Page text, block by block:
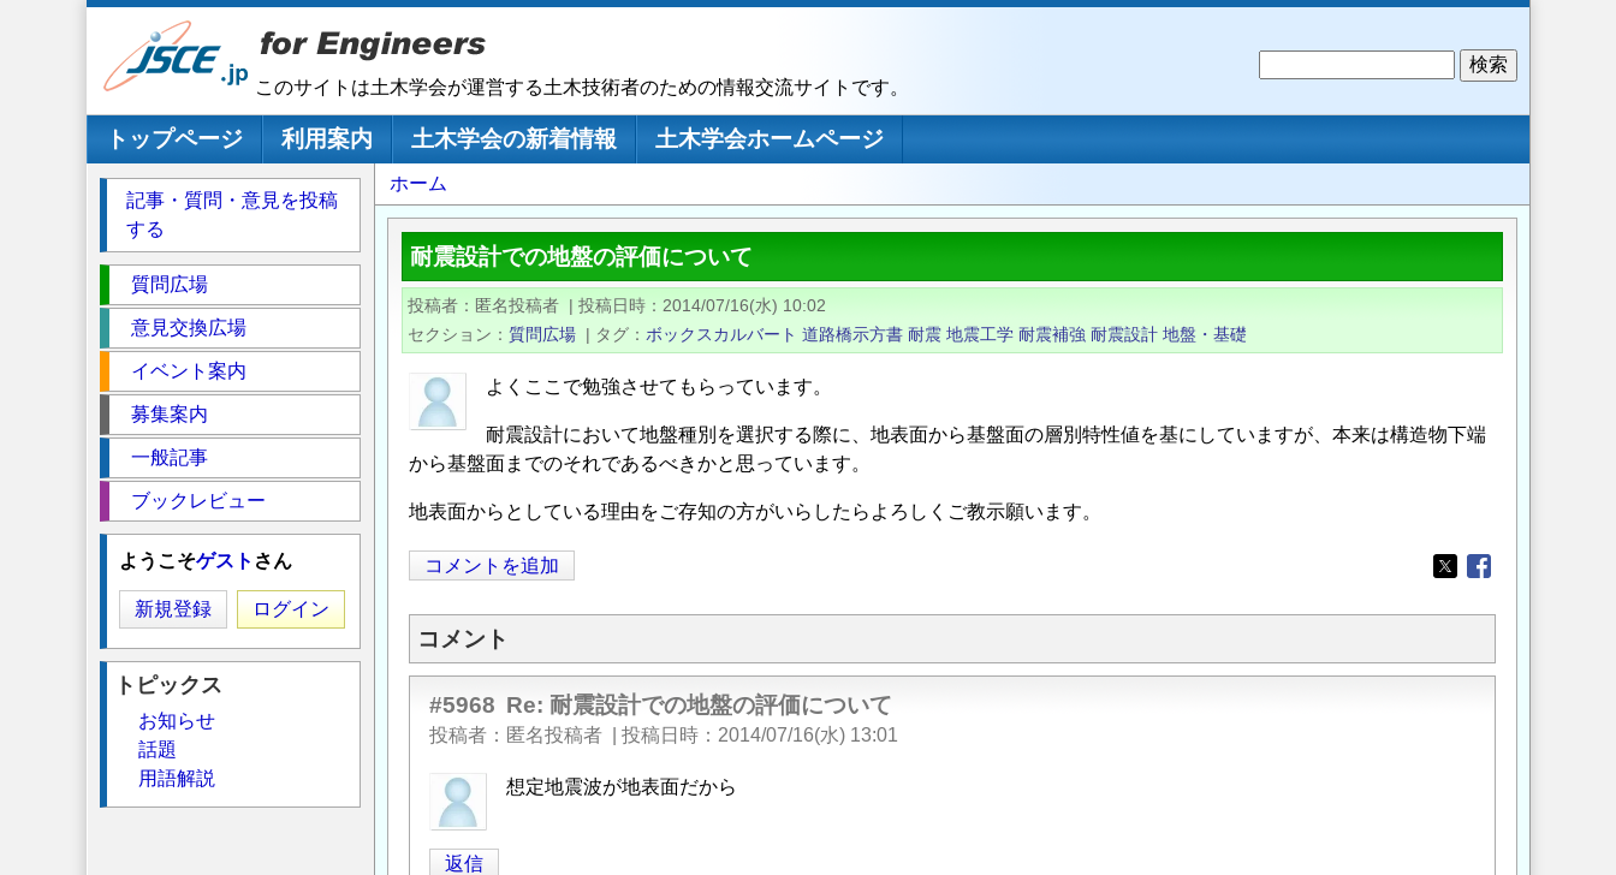
このサイトは土木学会が運営する土木技術者のための情報交流サイトです。
メインナビゲーション
トップページ 利用案内 土木学会の新着情報
土木学会ホームページ
パ
ン
く
ず
ホーム
耐震設計での地盤の評価について
投稿者 匿名投稿者 | 投稿日時
2014/07/16(水) 10:02
セクション
質問広場 | タグ ボックスカルバート 道路橋示方書 耐震 地震工学 耐震補強 耐震設計 地盤・基礎
よくここで勉強させてもらっています。
耐震設計において地盤種別を選択する際に、地表面から基盤面の層別特性値を基にしていますが、本来は構造物下端
から基盤面までのそれであるべきかと思っています。
地表面からとしている理由をご存知の方がいらしたらよろしくご教示願います。
コメントを追加
Opens in a new
Opens in a new
コメント
#5968 Re: 耐震設計での地盤の評価について
投稿者 匿名投稿者 投稿日時 2014/07/16(水) 13:01
想定地震波が地表面だから
返信
記事・質問・意見を投稿
する
ク
シ
質問広場
意見交換広場
イベント案内
募集案内
一般記事
ブックレビュー
ようこそゲスト さん
新規登録 ログイン
トピックス
お知らせ
話題
用語解説